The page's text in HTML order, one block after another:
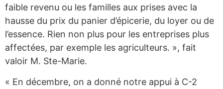
faible revenu ou les familles aux prises avec la
hausse du prix du panier d’épicerie, du loyer ou de
l’essence. Rien non plus pour les entreprises plus
affectées, par exemple les agriculteurs. », fait
valoir M. Ste-Marie.
« En décembre, on a donné notre appui à C-2